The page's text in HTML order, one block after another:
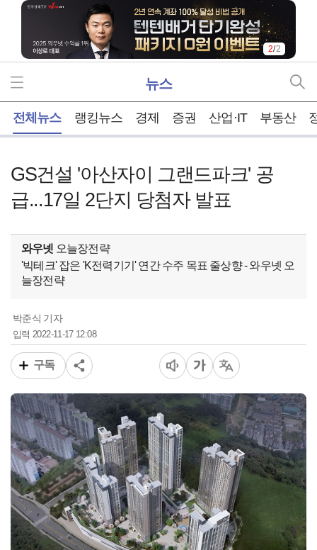
2/2
뉴스
전체뉴스 랭킹뉴스 경제 증권 산업·IT 부동산
GS건설 '아산자이 그랜드파크' 공
급...17일 2단지 당첨자 발표
와우넷 오늘장전략
'빅테크' 잡은 'K전력기기' 연간 수주 목표 줄상향 - 와우넷 오
늘장전략
박준식 기자
입력 2022-11-17 12:08
구독